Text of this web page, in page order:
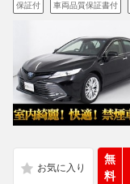
保証付 車両品質保証書付
無
料